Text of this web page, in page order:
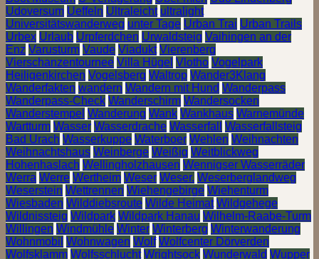
Udoversum Ueffeln Ultraleicht ultralight
Universitätswanderweg unter Tage Urban Trai Urban Trails
Urbex Urlaub Urpferdchen Urwaldsteig Vaihingen an der
Enz Varusturm Vaude Viadukt Vierenberg
Vierschanzentournee Villa Hügel Vlotho Vogelpark
Heiligenkirchen Vogelsberg Waltrop Wander3Klang
Wanderfakten wandern Wandern mit Hund Wanderpass
Wanderpass-Check Wanderschirm Wandersocken
Wanderstempel Wanderung Wank Wankhaus Warnemünde
Wartturm Wasser Wasserdrache Wasserfall
Wasserfallsteig
Bad Urach Wasserkuppe Waterboer Wehlen Weihnachten
Weihnachtshaus Weinberge Weißig Weitblickweg
Hohenhaslach Wellingholzhausen Wennigser Wasserräder
Werra Werre Wertheim Weser Weser. Weserberglandweg
Weserstein Wettrennen Wiehengebirge Wiehenturm
Wiesbaden Wilddiebsroute Wilde Heimat Wildgehege
Wildnissteig Wildpark Wildpark Hanau Wilhelm-Raabe-Turm
Willingen Windmühle Winter Winterberg Winterwanderung
Wohnmobil Wohnwagen Wolf Wolfcenter Dörverden
Wolfsklamm Wolfsschlucht Wrightsock Wunderwald Wupper